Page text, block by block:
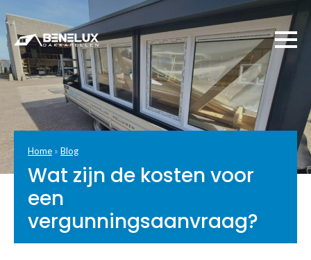
Home » Blog
Wat zijn de kosten voor
een
vergunningsaanvraag?